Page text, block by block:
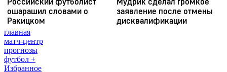
главная
матч-центр
прогнозы
футбол +
Избранное